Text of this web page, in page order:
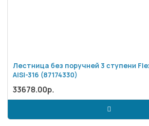
Лестница без поручней 3 ступени
AISI-316 (87174330)
33678.00р.